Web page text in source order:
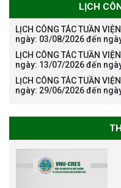
LỊCH
LỊCH CÔNG TÁC TUẦN
ngày: 03/08/2026 đến
LỊCH CÔNG TÁC TUẦN
ngày: 13/07/2026 đến
LỊCH CÔNG TÁC TUẦN
ngày: 29/06/2026 đến